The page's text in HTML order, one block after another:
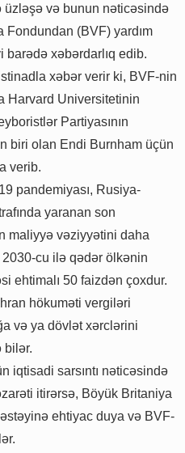
üzləşə və bunun nəticəsində
Fondundan (BVF) yardım
xəbərdarlıq edib.
xəbər verir ki, BVF-nin
Harvard Universitetinin
Partiyasının
biri olan Endi Burnham üçün
verib.
pandemiyası, Rusiya-
yaranan son
maliyyə vəziyyətini daha
cu ilə qədər ölkənin
ehtimalı 50 faizdən çoxdur.
hökuməti vergiləri
və ya dövlət xərclərini
bilər.
iqtisadi sarsıntı nəticəsində
itirərsə, Böyük Britaniya
ehtiyac duya və BVF-